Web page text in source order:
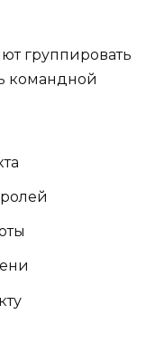
группировать
командной